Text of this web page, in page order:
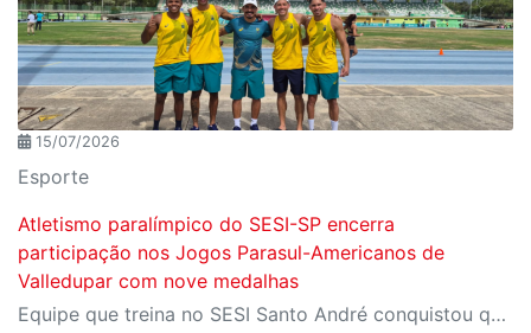
15/07/2026
Esporte
Atletismo paralímpico do SESI-SP encerra
participação nos Jogos Parasul-Americanos de
Valledupar com nove medalhas
Equipe que treina no SESI Santo André conquistou quatro ouros, três pratas e dois bronzes representando o Brasil na Colômbia